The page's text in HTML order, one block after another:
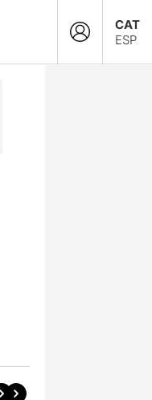
CAT
ESP